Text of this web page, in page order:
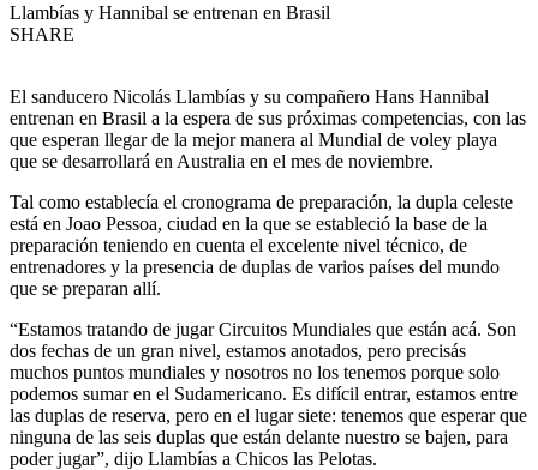
Llambías y Hannibal se entrenan en Brasil
SHARE
El sanducero Nicolás Llambías y su compañero Hans Hannibal
entrenan en Brasil a la espera de sus próximas competencias, con las
que esperan llegar de la mejor manera al Mundial de voley playa
que se desarrollará en Australia en el mes de noviembre.
Tal como establecía el cronograma de preparación, la dupla celeste
está en Joao Pessoa, ciudad en la que se estableció la base de la
preparación teniendo en cuenta el excelente nivel técnico, de
entrenadores y la presencia de duplas de varios países del mundo
que se preparan allí.
“Estamos tratando de jugar Circuitos Mundiales que están acá. Son
dos fechas de un gran nivel, estamos anotados, pero precisás
muchos puntos mundiales y nosotros no los tenemos porque solo
podemos sumar en el Sudamericano. Es difícil entrar, estamos entre
las duplas de reserva, pero en el lugar siete: tenemos que esperar que
ninguna de las seis duplas que están delante nuestro se bajen, para
poder jugar”, dijo Llambías a Chicos las Pelotas.